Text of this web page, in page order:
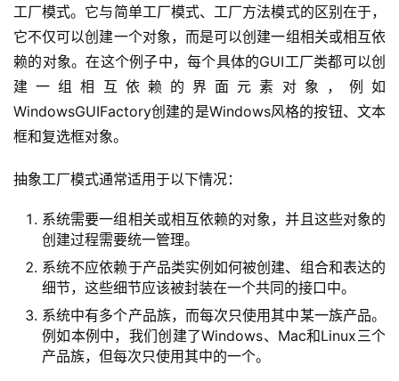
服
务
项
目
A
提
词
开
代
登录 注册
工厂模式。它与简单工厂模式、工厂方法模式的区别在于，
它不仅可以创建一个对象，而是可以创建一组相关或相互依
赖的对象。在这个例子中，每个具体的GUI工厂类都可以创
建一组相互依赖的界面元素对象，例如
WindowsGUIFactory创建的是Windows风格的按钮、文本
框和复选框对象。
抽象工厂模式通常适用于以下情况：
系统需要一组相关或相互依赖的对象，并且这些对象的
创建过程需要统一管理。
系统不应依赖于产品类实例如何被创建、组合和表达的
细节，这些细节应该被封装在一个共同的接口中。
系统中有多个产品族，而每次只使用其中某一族产品。
例如本例中，我们创建了Windows、Mac和Linux三个
产品族，但每次只使用其中的一个。